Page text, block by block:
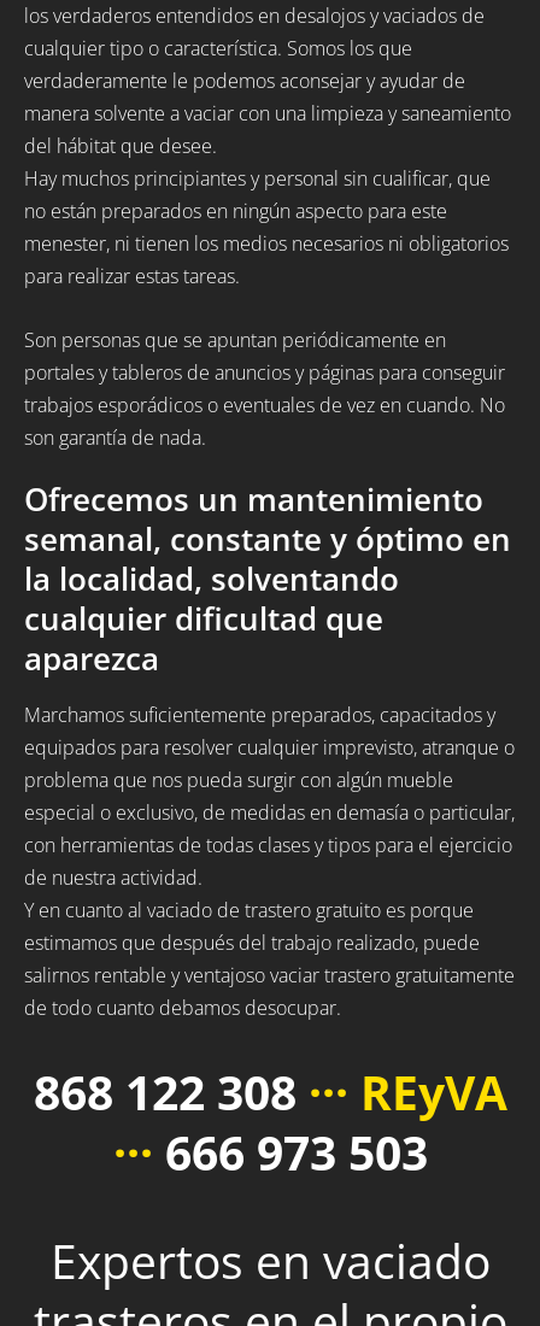
los verdaderos entendidos en desalojos y vaciados de
cualquier tipo o característica. Somos los que
verdaderamente le podemos aconsejar y ayudar de
manera solvente a vaciar con una limpieza y saneamiento
del hábitat que desee.
Hay muchos principiantes y personal sin cualificar, que
no están preparados en ningún aspecto para este
menester, ni tienen los medios necesarios ni obligatorios
para realizar estas tareas.
Son personas que se apuntan periódicamente en
portales y tableros de anuncios y páginas para conseguir
trabajos esporádicos o eventuales de vez en cuando. No
son garantía de nada.
Ofrecemos un mantenimiento
semanal, constante y óptimo en
la localidad, solventando
cualquier dificultad que
aparezca
Marchamos suficientemente preparados, capacitados y
equipados para resolver cualquier imprevisto, atranque o
problema que nos pueda surgir con algún mueble
especial o exclusivo, de medidas en demasía o particular,
con herramientas de todas clases y tipos para el ejercicio
de nuestra actividad.
Y en cuanto al vaciado de trastero gratuito es porque
estimamos que después del trabajo realizado, puede
salirnos rentable y ventajoso vaciar trastero gratuitamente
de todo cuanto debamos desocupar.
868 122 308 ··· REyVA
··· 666 973 503
Expertos en vaciado